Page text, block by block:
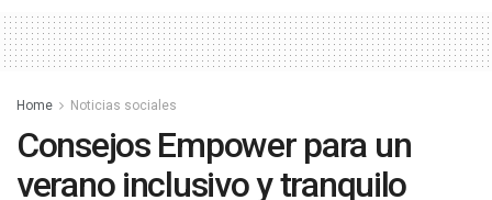
Home Noticias sociales
Consejos Empower para un
verano inclusivo y tranquilo